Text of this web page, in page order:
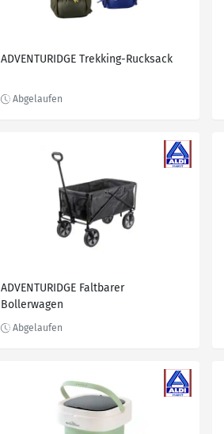
ADVENTURIDGE Trekking-Rucksack
ADVENTURIDGE Faltbarer
Bollerwagen